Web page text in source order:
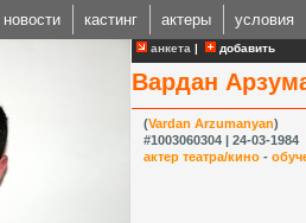
анкета | добавить
Вардан
(Vardan Arzumanyan)
#1003060304 | 24-03-1984
актер театра/кино -
новости кастинг актеры условия